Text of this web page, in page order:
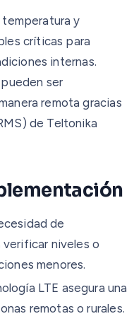
y
críticas para
internas.
ser
remota gracias
de Teltonika
de
niveles o
menores.
LTE asegura una
remotas o rurales.